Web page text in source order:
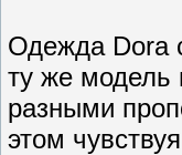
Одежда Dora
ту же модель
разными
этом